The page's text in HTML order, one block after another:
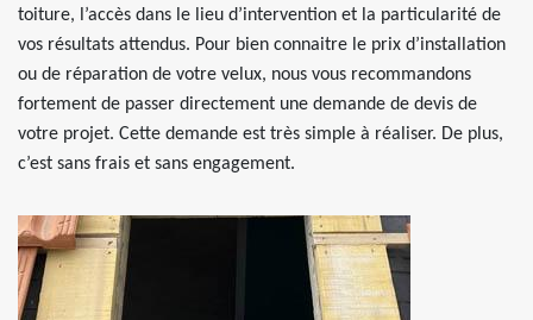
toiture, l’accès dans le lieu d’intervention et la particularité de
vos résultats attendus. Pour bien connaitre le prix d’installation
ou de réparation de votre velux, nous vous recommandons
fortement de passer directement une demande de devis de
votre projet. Cette demande est très simple à réaliser. De plus,
c’est sans frais et sans engagement.